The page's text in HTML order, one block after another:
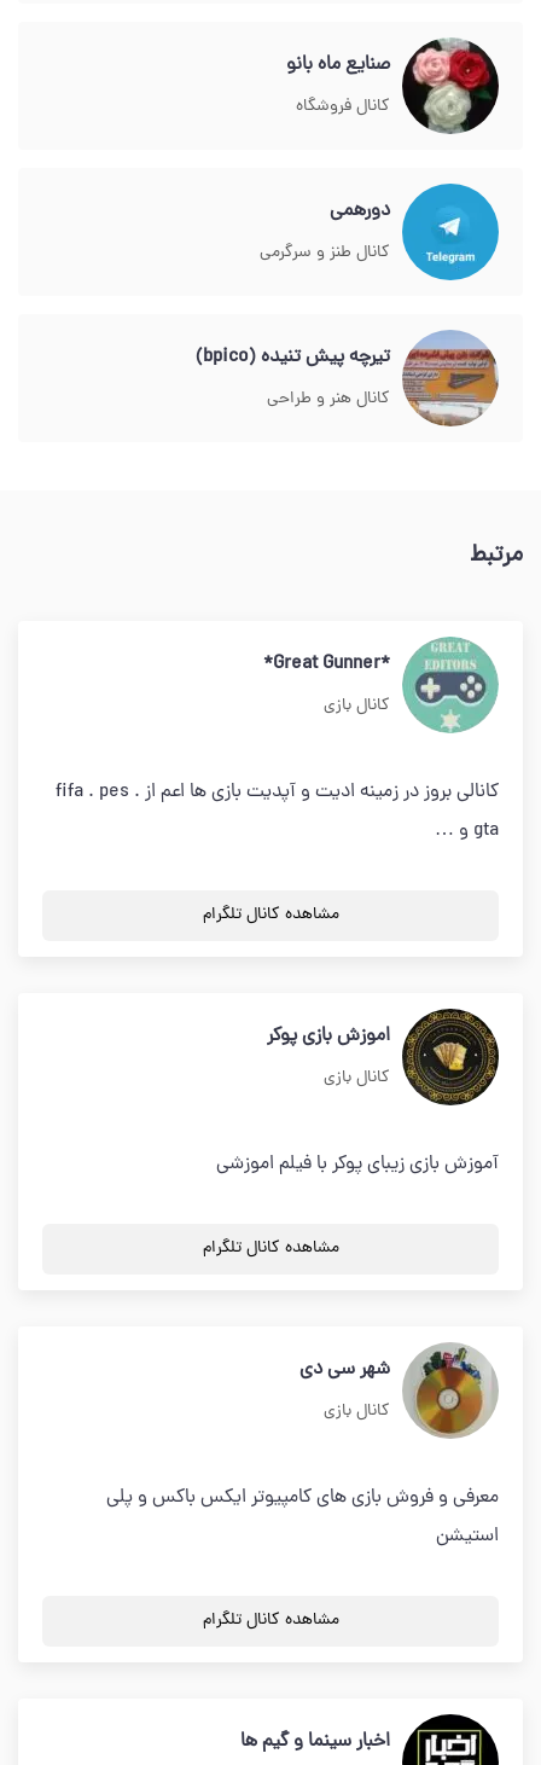
صنایع ماه بانو
کانال فروشگاه
دورهمی
کانال طنز و سرگرمی
تیرچه پیش تنیده (bpico)
کانال هنر و طراحی
مرتبط
*Great Gunner*
کانال بازی
کانالی بروز در زمینه ادیت و آپدیت بازی ها اعم از fifa . pes .
gta و …
مشاهده کانال تلگرام
اموزش بازی پوکر
کانال بازی
آموزش بازی زیبای پوکر با فیلم اموزشی
مشاهده کانال تلگرام
شهر سی دی
کانال بازی
معرفی و فروش بازی های کامپیوتر ایکس باکس و پلی
استیشن
مشاهده کانال تلگرام
اخبار سینما و گیم ها